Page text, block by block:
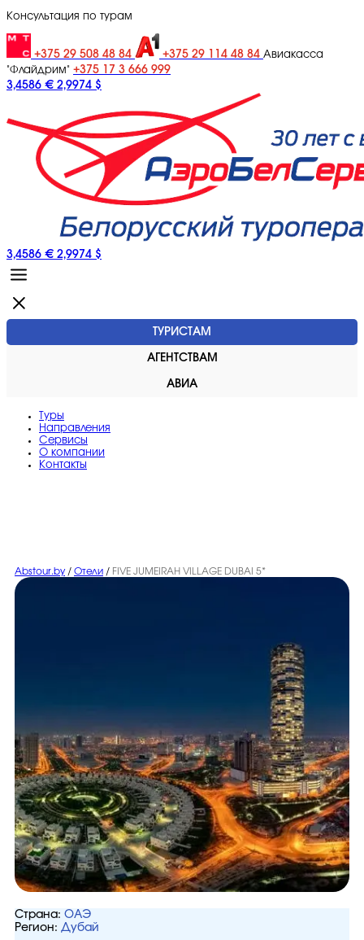
Консультация по турам
+375 29 508 48 84 +375 29 114 48 84 Авиакасса
"Флайдрим" +375 17 3 666 999
3,4586 € 2,9974 $
3,4586 € 2,9974 $
ТУРИСТАМ
АГЕНТСТВАМ
АВИА
Туры
Направления
Сервисы
O компании
Контакты
Abstour.by / Отели / FIVE JUMEIRAH VILLAGE DUBAI 5*
Страна: ОАЭ
Регион: Дубай